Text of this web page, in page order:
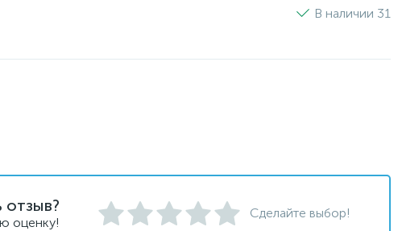
В наличии 31
отзыв?
оценку!
Сделайте выбор!